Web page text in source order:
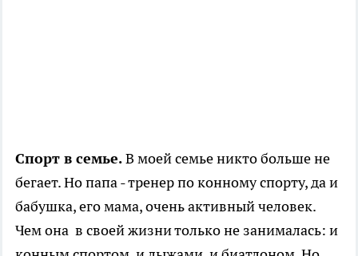
Спорт в семье.В моей семье никто больше не
бегает. Но папа - тренер по конному спорту, да и
бабушка, его мама, очень активный человек.
Чем она в своей жизни только не занималась: и